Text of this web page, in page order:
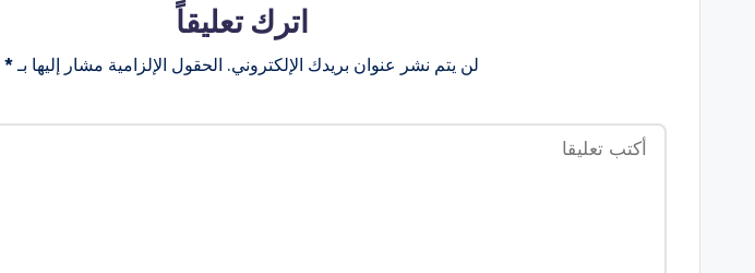
اترك تعليقاً
لن يتم نشر عنوان بريدك الإلكتروني. الحقول الإلزامية مشار إليها بـ *